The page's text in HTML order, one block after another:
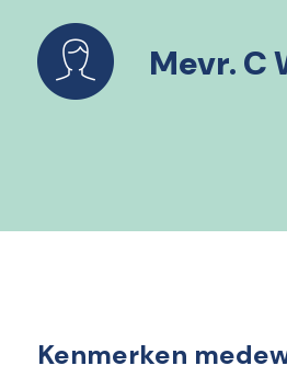
Mevr. C
Kenmerken